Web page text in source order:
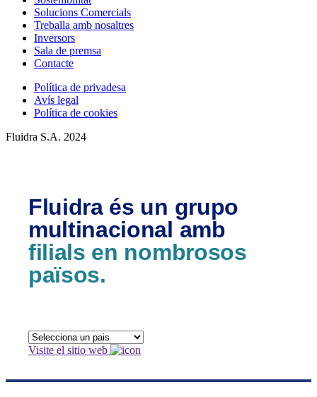
Solucions Comercials
Treballa amb nosaltres
Inversors
Sala de premsa
Contacte
Política de privadesa
Avís legal
Política de cookies
Fluidra S.A. 2024
Fluidra és un grupo
multinacional amb
filials en nombrosos
països.
Visite el sitio web